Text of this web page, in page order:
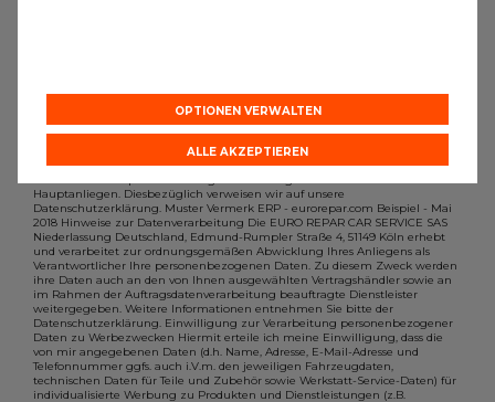
Hauptanliegen. Diesbezüglich verweisen wir auf unsere
Datenschutzerklärung. Muster Vermerk ERP - eurorepar.com Beispiel - Mai
2018 Hinweise zur Datenverarbeitung Die EURO REPAR CAR SERVICE SAS
Niederlassung Deutschland, Edmund-Rumpler Straße 4, 51149 Köln erhebt
und verarbeitet zur ordnungsgemäßen Abwicklung Ihres Anliegens als
Verantwortlicher Ihre personenbezogenen Daten. Zu diesem Zweck werden
ihre Daten auch an den von Ihnen ausgewählten Vertragshändler sowie an
im Rahmen der Auftragsdatenverarbeitung beauftragte Dienstleister
weitergegeben. Weitere Informationen entnehmen Sie bitte der
Datenschutzerklärung. Einwilligung zur Verarbeitung personenbezogener
Daten zu Werbezwecken Hiermit erteile ich meine Einwilligung, dass die
von mir angegebenen Daten (d.h. Name, Adresse, E-Mail-Adresse und
Telefonnummer ggfs. auch i.V.m. den jeweiligen Fahrzeugdaten,
technischen Daten für Teile und Zubehör sowie Werkstatt-Service-Daten) für
individualisierte Werbung zu Produkten und Dienstleistungen (z.B.
OPTIONEN VERWALTEN
ALLE AKZEPTIEREN